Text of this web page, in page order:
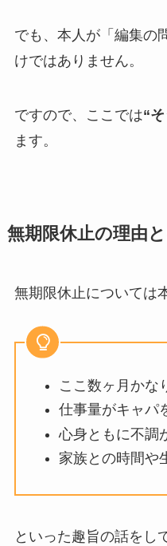
でも、本人が「編集の
けではありません。
ですので、ここでは“
ます。
無期限休止の理由
無期限休止については
ここ数ヶ月かな
仕事量がキャパ
心身ともに不調
家族との時間や
といった趣旨の話をし